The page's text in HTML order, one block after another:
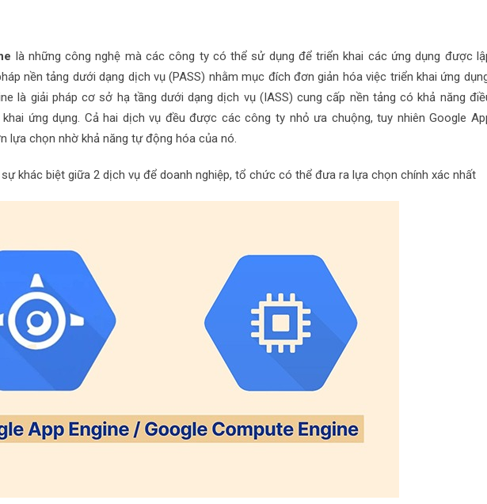
là những công nghệ mà các công ty có thể sử dụng để triển khai các ứng dụng được
nền tảng dưới dạng dịch vụ (PASS) nhằm mục đích đơn giản hóa việc triển khai ứng
là giải pháp cơ sở hạ tầng dưới dạng dịch vụ (IASS) cung cấp nền tảng có khả năng
ứng dụng. Cả hai dịch vụ đều được các công ty nhỏ ưa chuộng, tuy nhiên Google
lựa chọn nhờ khả năng tự động hóa của nó.
khác biệt giữa 2 dịch vụ để doanh nghiệp, tổ chức có thể đưa ra lựa chọn chính xác nhất